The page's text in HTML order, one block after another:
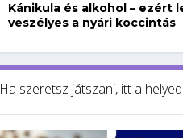
Kánikula és alkohol – ezért
veszélyes a nyári koccintás
Ha szeretsz játszani, itt a helyed